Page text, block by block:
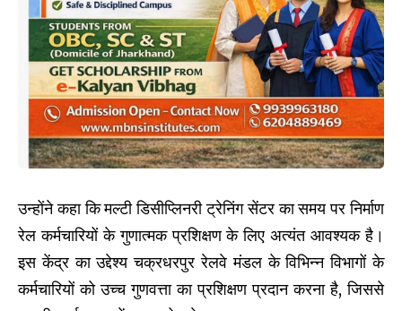
उन्होंने कहा कि मल्टी डिसीप्लिनरी ट्रेनिंग सेंटर का समय पर निर्माण
रेल कर्मचारियों के गुणात्मक प्रशिक्षण के लिए अत्यंत आवश्यक है।
इस केंद्र का उद्देश्य चक्रधरपुर रेलवे मंडल के विभिन्न विभागों के
कर्मचारियों को उच्च गुणवत्ता का प्रशिक्षण प्रदान करना है, जिससे